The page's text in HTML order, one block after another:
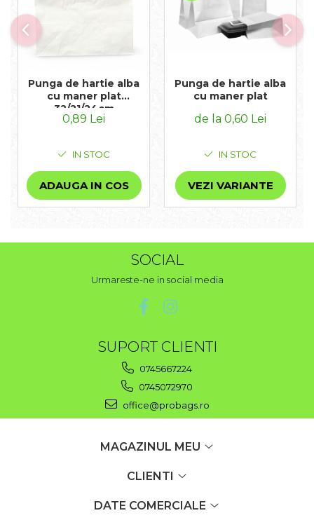
Punga de hartie alba
cu maner plat
32/21/24cm
0,89 Lei
IN STOC
ADAUGA IN COS
Punga de hartie alba
cu maner plat
de la 0,60 Lei
IN STOC
VEZI VARIANTE
SOCIAL
Urmareste-ne in social media
SUPORT CLIENTI
0745667224
0745072970
office@probags.ro
MAGAZINUL MEU
CLIENTI
DATE COMERCIALE